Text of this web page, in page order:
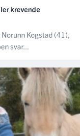
krevende
Kogstad (41),
svar...